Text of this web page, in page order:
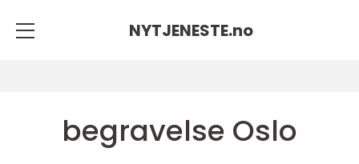
NYTJENESTE.no
begravelse Oslo